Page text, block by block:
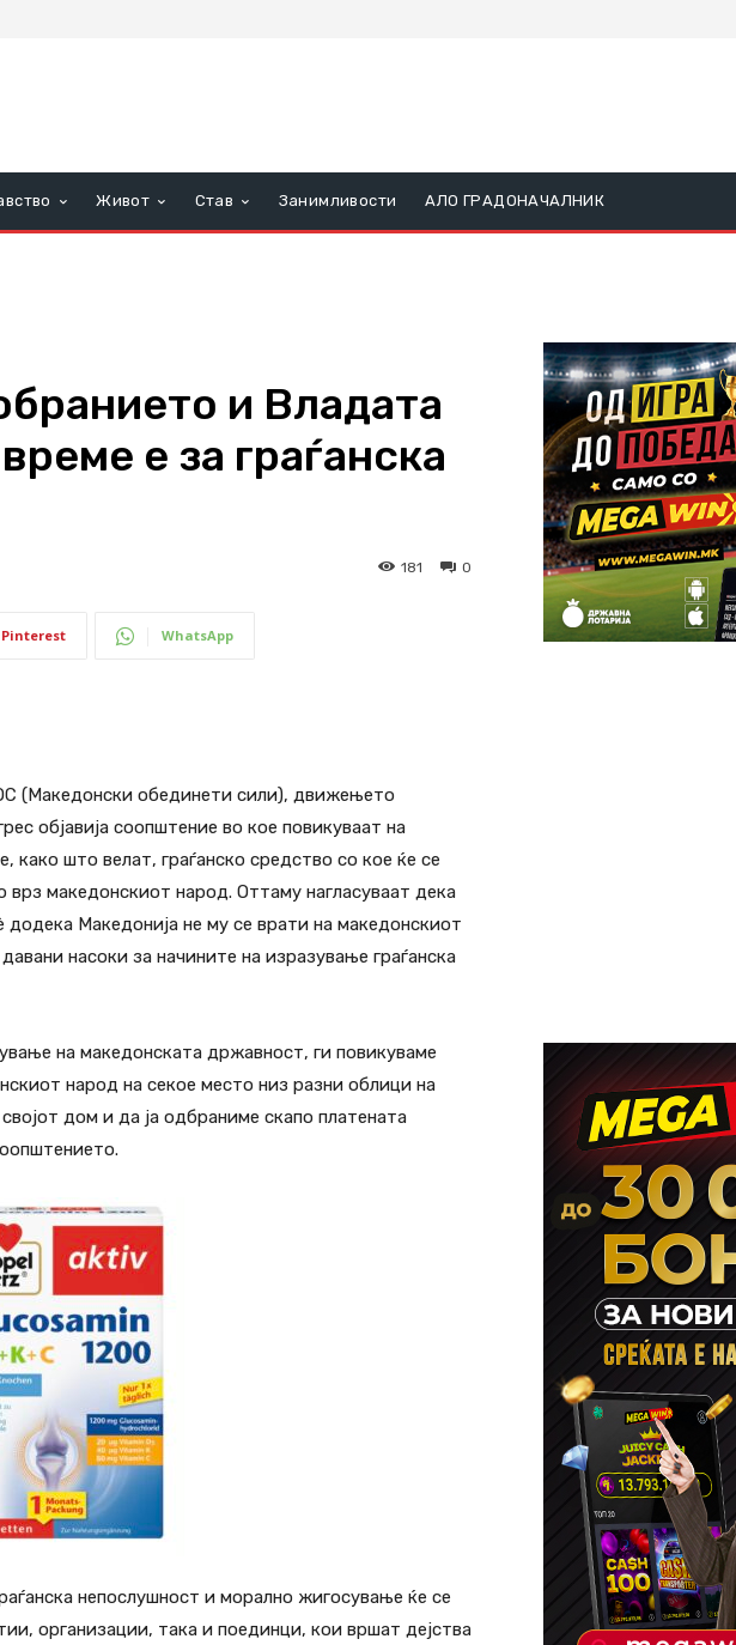
Живот Став Занимливости АЛО ГРАДОНАЧАЛНИК
и Владата
е за граѓанска
0
181
Pinterest WhatsApp
(Македонски обединети сили), движењето
објавија соопштение во кое повикуваат на
како што велат, граѓанско средство со кое ќе се
македонскиот народ. Оттаму нагласуваат дека
Македонија не му се врати на македонскиот
насоки за начините на изразување граѓанска
на македонската државност, ги повикуваме
народ на секое место низ разни облици на
дом и да ја одбраниме скапо платената
непослушност и морално жигосување ќе се
организации, така и поединци, кои вршат дејства